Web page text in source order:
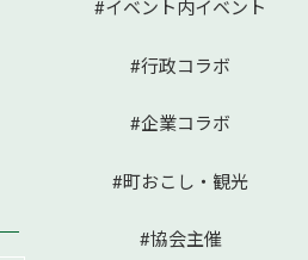
#イベント内イベント
#行政コラボ
#企業コラボ
#町おこし・観光
#協会主催